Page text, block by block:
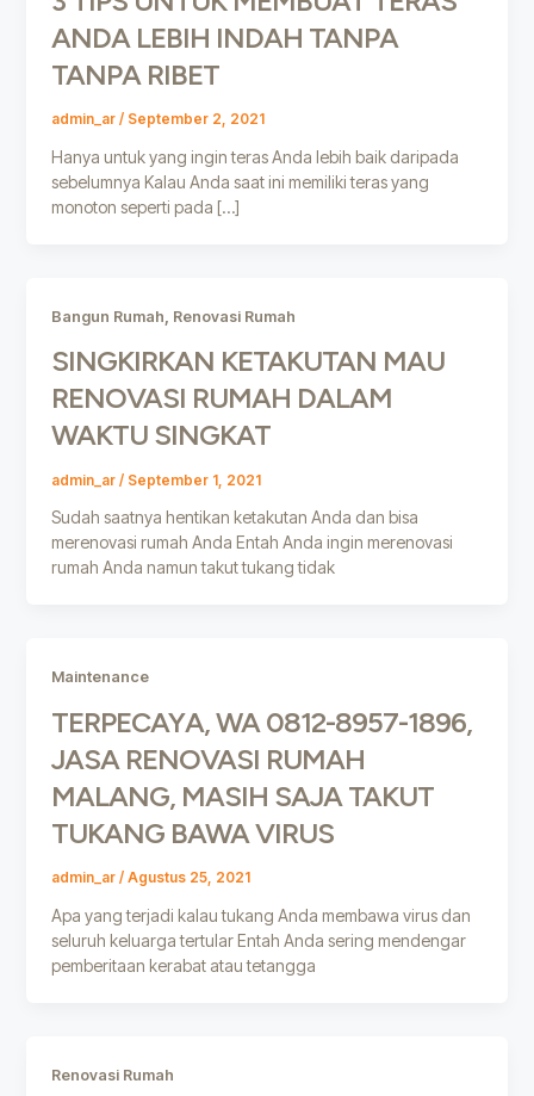
ANDA LEBIH INDAH TANPA
TANPA RIBET
admin_ar / September 2, 2021
Hanya untuk yang ingin teras Anda lebih baik daripada
sebelumnya Kalau Anda saat ini memiliki teras yang
monoton seperti pada […]
Bangun Rumah Renovasi Rumah
SINGKIRKAN KETAKUTAN MAU
RENOVASI RUMAH DALAM
WAKTU SINGKAT
admin_ar / September 1, 2021
Sudah saatnya hentikan ketakutan Anda dan bisa
merenovasi rumah Anda Entah Anda ingin merenovasi
rumah Anda namun takut tukang tidak
Maintenance
TERPECAYA, WA 0812-8957-1896,
JASA RENOVASI RUMAH
MALANG, MASIH SAJA TAKUT
TUKANG BAWA VIRUS
admin_ar / Agustus 25, 2021
Apa yang terjadi kalau tukang Anda membawa virus dan
seluruh keluarga tertular Entah Anda sering mendengar
pemberitaan kerabat atau tetangga
Renovasi Rumah